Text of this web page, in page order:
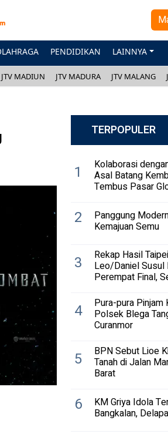
PENDIDIKAN LAINNYA
JTV MADIUN JTV MADURA JTV MALANG
TERPOPULER
1 Kolaborasi
Asal Batang
Tembus Pasar
2 Panggung
Kemajuan Semu
3 Rekap Hasil
Leo/Daniel Susul
Perempat Final,
4 Pura-pura Pinjam
Polsek Blega
Curanmor
5 BPN Sebut Lioe
Tanah di Jalan
Barat
6 KM Griya Idola
Bangkalan,